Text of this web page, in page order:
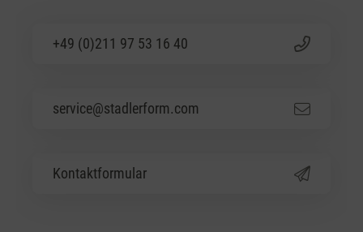
+49 (0)211 97 53 16 40
service@stadlerform.com
Kontaktformular